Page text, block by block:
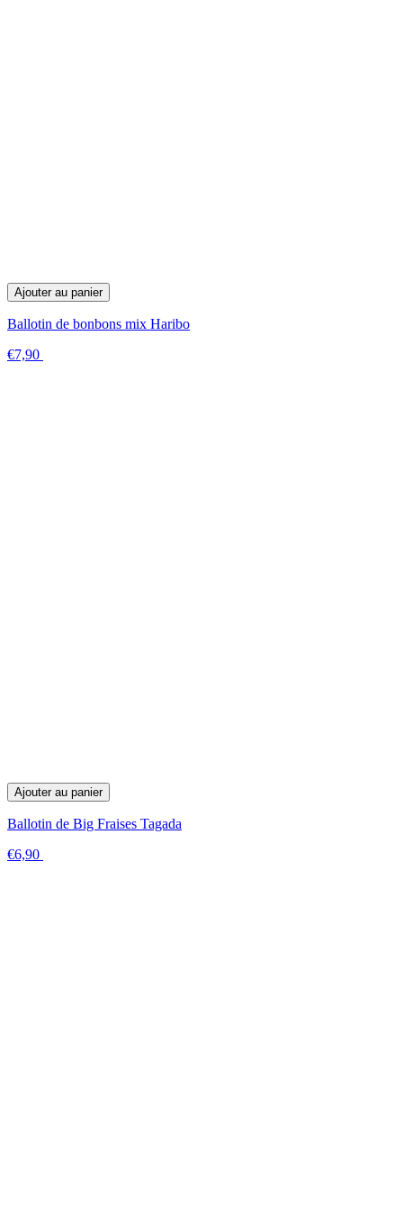
Ajouter au panier
Ballotin de bonbons mix Haribo
€7,90
Ajouter au panier
Ballotin de Big Fraises Tagada
€6,90